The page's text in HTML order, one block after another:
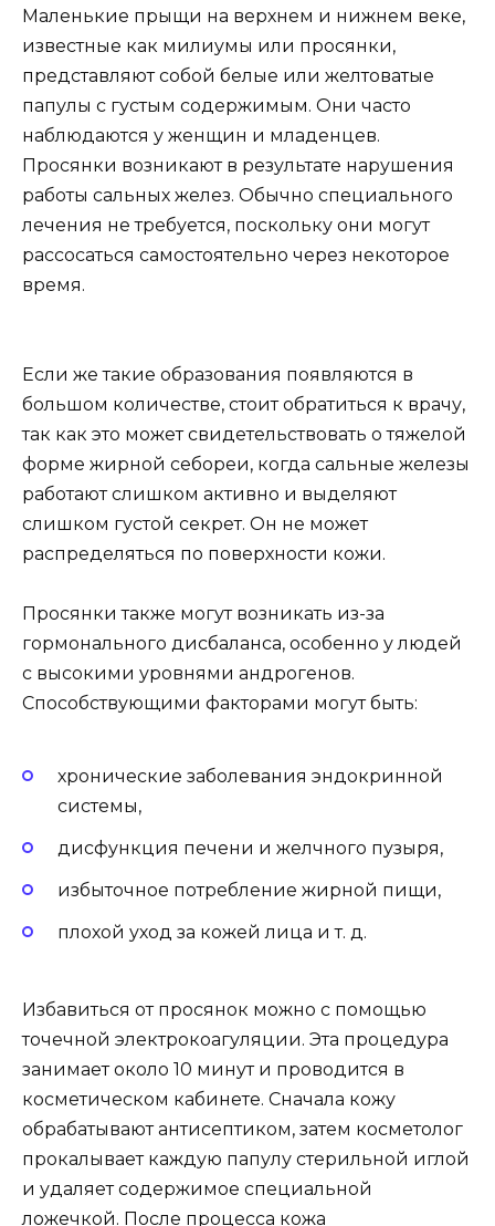
Маленькие прыщи на верхнем и нижнем веке,
известные как милиумы или просянки,
представляют собой белые или желтоватые
папулы с густым содержимым. Они часто
наблюдаются у женщин и младенцев.
Просянки возникают в результате нарушения
работы сальных желез. Обычно специального
лечения не требуется, поскольку они могут
рассосаться самостоятельно через некоторое
время.
Если же такие образования появляются в
большом количестве, стоит обратиться к врачу,
так как это может свидетельствовать о тяжелой
форме жирной себореи, когда сальные железы
работают слишком активно и выделяют
слишком густой секрет. Он не может
распределяться по поверхности кожи.
Просянки также могут возникать из-за
гормонального дисбаланса, особенно у людей
с высокими уровнями андрогенов.
Способствующими факторами могут быть:
хронические заболевания эндокринной
системы,
дисфункция печени и желчного пузыря,
избыточное потребление жирной пищи,
плохой уход за кожей лица и т. д.
Избавиться от просянок можно с помощью
точечной электрокоагуляции. Эта процедура
занимает около 10 минут и проводится в
косметическом кабинете. Сначала кожу
обрабатывают антисептиком, затем косметолог
прокалывает каждую папулу стерильной иглой
и удаляет содержимое специальной
ложечкой. После процесса кожа